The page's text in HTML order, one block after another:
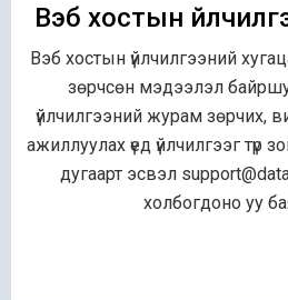
Вэб хостын
Вэб хостын үйлчилгээний
зөрчсөн мэдээлэл
үйлчилгээний журам зөрчих,
ажиллуулах үед үйлчилгээг түр
дугаарт эсвэл
холбогдоно уу